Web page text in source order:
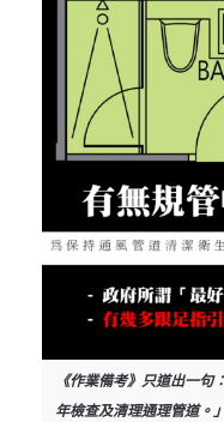
《作業備考》只道出一
年檢查及清理通理管道。